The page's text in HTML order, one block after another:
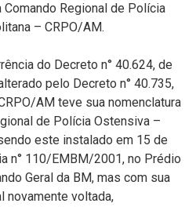
Regional de Polícia
– CRPO/AM.
do Decreto n° 40.624, de
pelo Decreto n° 40.735,
AM teve sua nomenclatura
de Polícia Ostensiva –
este instalado em 15 de
n° 110/EMBM/2001, no Prédio
Geral da BM, mas com sua
novamente voltada,